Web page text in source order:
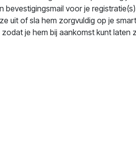
bevestigingsmail voor je
uit of sla hem zorgvuldig op je
je hem bij aankomst kunt laten